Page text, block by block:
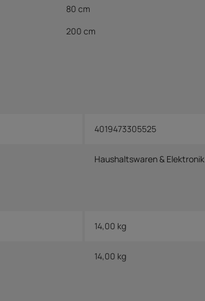
4019473305525
Haushaltswaren & Elektronik
14,00 kg
14,00 kg
80 cm
200 cm